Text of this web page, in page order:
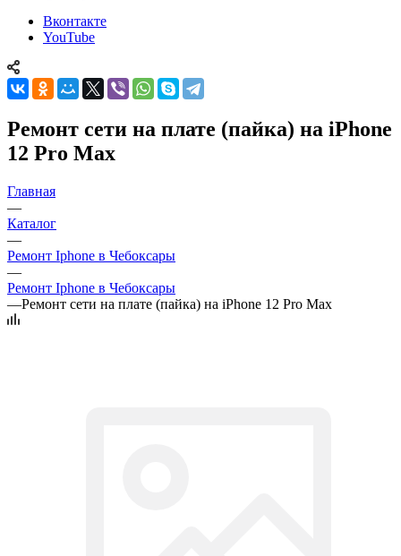
Вконтакте
YouTube
Ремонт сети на плате (пайка) на iPhone
12 Pro Max
Главная
—
Каталог
—
Ремонт Iphone в Чебоксары
—
Ремонт Iphone в Чебоксары
—Ремонт сети на плате (пайка) на iPhone 12 Pro Max